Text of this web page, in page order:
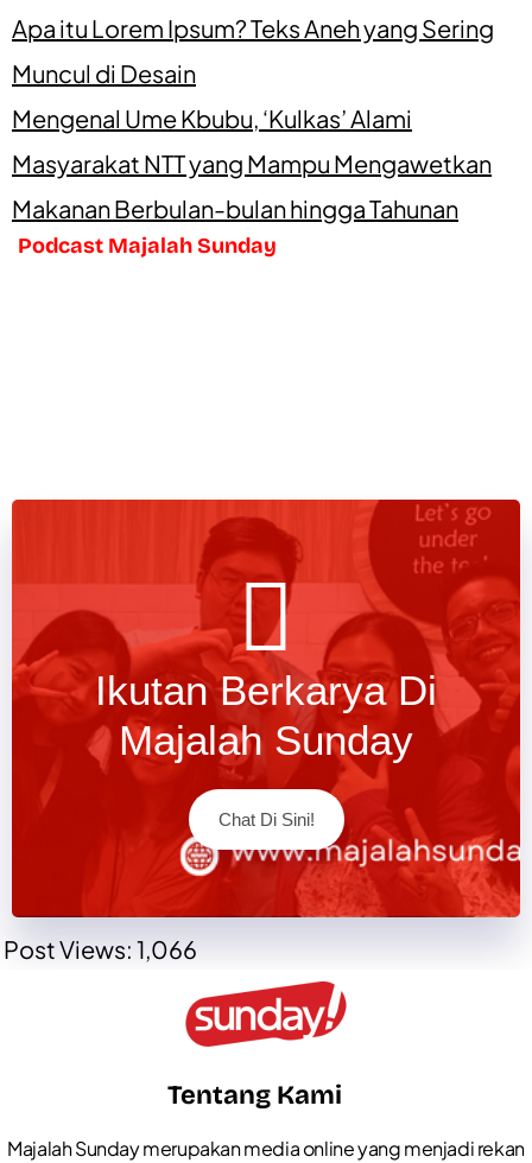
Apa itu Lorem Ipsum? Teks Aneh yang Sering
Muncul di Desain
Mengenal Ume Kbubu, ‘Kulkas’ Alami
Masyarakat NTT yang Mampu Mengawetkan
Makanan Berbulan-bulan hingga Tahunan
Podcast Majalah Sunday
Ikutan Berkarya Di
Majalah Sunday
Chat Di Sini!
Post Views: 1,066
Tentang Kami
Majalah Sunday merupakan media online yang menjadi rekan